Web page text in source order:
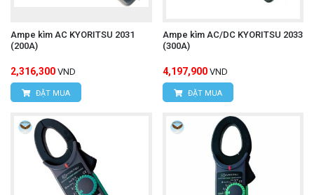
Kiên, Huyện Bình Chánh, Thành phố Hồ Chí
Minh
Hotline: 0934.616.395
Email:vantien2307@gmail.com
Website:
www.hungnguyentech.vn
Tham khảo thêm:
Máy đo điện trở cách điện
Ampe kìm AC KYORITSU 2031
(200A)
2,316,300 VND
ĐẶT MUA
Ampe kìm AC/DC KYORITSU 2033
(300A)
4,197,900 VND
ĐẶT MUA